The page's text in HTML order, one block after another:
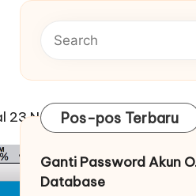
23 November 2015
Pos-pos Terbaru
Ganti Password Akun
Database